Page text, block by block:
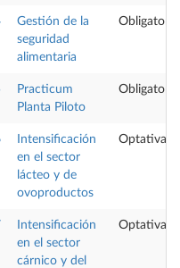
Gestión de la
seguridad
alimentaria
Obligatoria
Practicum
Planta Piloto
Obligatoria
Intensificación
en el sector
lácteo y de
ovoproductos
Optativa
Intensificación
en el sector
cárnico y del
Optativa